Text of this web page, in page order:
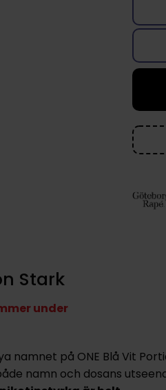
Stark
under
namnet på ONE Blå Vit
namn och dosans